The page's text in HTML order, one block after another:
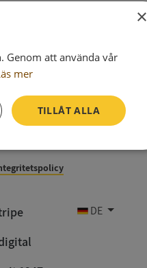
DE
×
Genom att använda vår
mer
TILLÅT ALLA
Oklassificerade